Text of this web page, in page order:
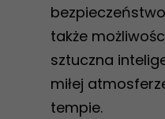
także
sztuczna
miłej
tempie.